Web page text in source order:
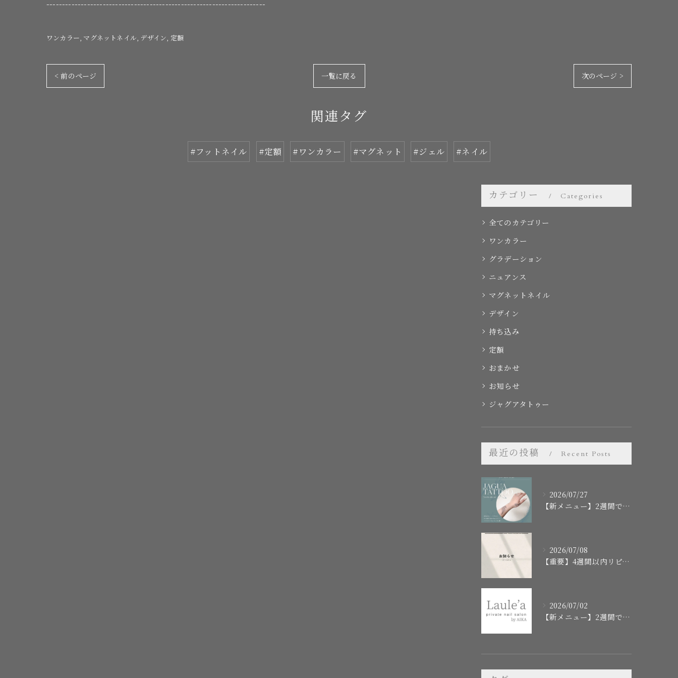
----------------------------------------------------------------------
ワンカラー マグネットネイル デザイン 定額
< 前のページ 一覧に戻る 次のページ >
関連タグ
#フットネイル #定額 #ワンカラー #マグネット #ジェル #ネイル
カテゴリー Categories
全てのカテゴリー
ワンカラー
グラデーション
ニュアンス
マグネットネイル
デザイン
持ち込み
定額
おまかせ
お知らせ
ジャグアタトゥー
最近の投稿 Recent Posts
2026/07/27
【新メニュー】2週間で消えるボディアート「ジャグアタトゥー」スタート！施術の流れや注意点まとめ
2026/07/08
【重要】4週間以内リピートクーポンの終了に関するお知らせ
2026/07/02
【新メニュー】2週間で消えるお洒落タトゥー「ジャグアタトゥー」はじめました！